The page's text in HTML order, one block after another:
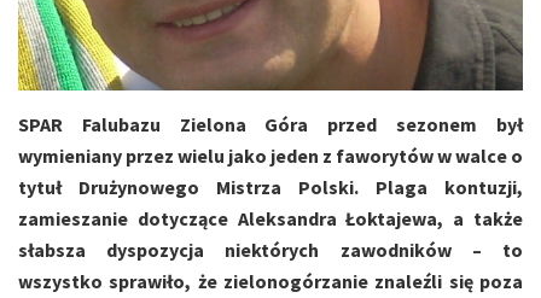
SPAR Falubazu Zielona Góra przed sezonem był
wymieniany przez wielu jako jeden z faworytów w walce o
tytuł Drużynowego Mistrza Polski. Plaga kontuzji,
zamieszanie dotyczące Aleksandra Łoktajewa, a także
słabsza dyspozycja niektórych zawodników – to
wszystko sprawiło, że zielonogórzanie znaleźli się poza